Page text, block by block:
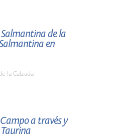
de la
en
la Calzada
a través y